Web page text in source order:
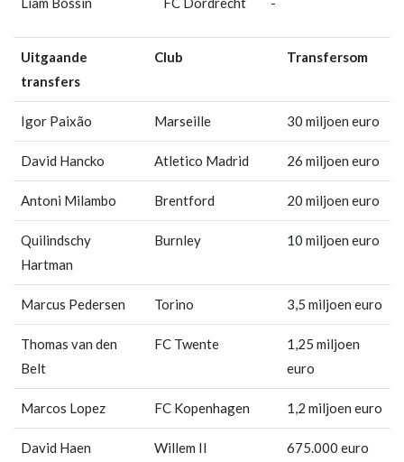
Uitgaande
transfers
Club Transfersom
Igor Paixão Marseille 30 miljoen euro
David Hancko Atletico Madrid 26 miljoen euro
Antoni Milambo Brentford 20 miljoen euro
Quilindschy
Hartman
Burnley 10 miljoen euro
Marcus Pedersen Torino 3,5 miljoen euro
Thomas van den
Belt
FC Twente
1,25 miljoen
euro
Marcos Lopez FC Kopenhagen 1,2 miljoen euro
David Haen Willem II 675.000 euro